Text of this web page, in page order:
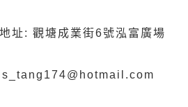
址: 觀塘成業街6號泓富廣場